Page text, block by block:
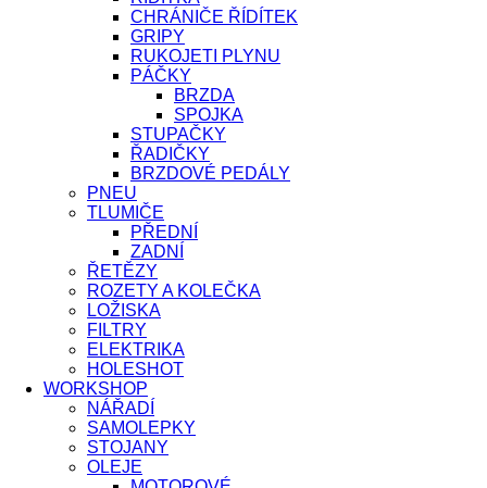
CHRÁNIČE ŘÍDÍTEK
GRIPY
RUKOJETI PLYNU
PÁČKY
BRZDA
SPOJKA
STUPAČKY
ŘADIČKY
BRZDOVÉ PEDÁLY
PNEU
TLUMIČE
PŘEDNÍ
ZADNÍ
ŘETĚZY
ROZETY A KOLEČKA
LOŽISKA
FILTRY
ELEKTRIKA
HOLESHOT
WORKSHOP
NÁŘADÍ
SAMOLEPKY
STOJANY
OLEJE